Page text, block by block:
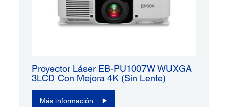
Proyector Láser EB-PU1007W WUXGA
3LCD Con Mejora 4K (sin Lente)
Más información